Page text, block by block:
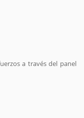
a través del panel